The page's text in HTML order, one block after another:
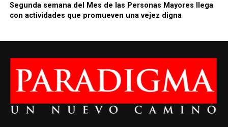
Segunda semana del Mes de las Personas Mayores llega
con actividades que promueven una vejez digna